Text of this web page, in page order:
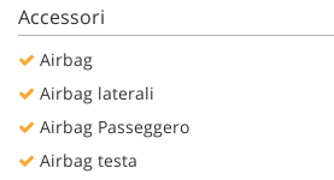
Accessori
Airbag
Airbag laterali
Airbag Passeggero
Airbag testa
impostazioni